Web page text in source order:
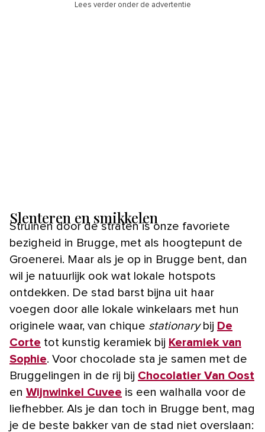
Lees verder onder de advertentie
Slenteren en smikkelen
Struinen door de straten is onze favoriete
bezigheid in Brugge, met als hoogtepunt de
Groenerei. Maar als je op in Brugge bent, dan
wil je natuurlijk ook wat lokale hotspots
ontdekken. De stad barst bijna uit haar
voegen door alle lokale winkelaars met hun
originele waar, van chique stationarybij De
Corte tot kunstig keramiek bij Keramiek van
Sophie. Voor chocolade sta je samen met de
Bruggelingen in de rij bij Chocolatier Van Oost
en Wijnwinkel Cuvee is een walhalla voor de
liefhebber. Als je dan toch in Brugge bent, mag
je de beste bakker van de stad niet overslaan: